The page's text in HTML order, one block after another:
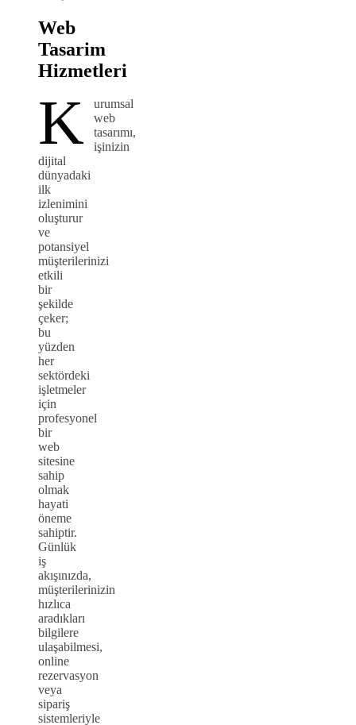
Web
Tasarim
Hizmetleri
K
urumsal
web
tasarımı,
işinizin
dijital
dünyadaki
ilk
izlenimini
oluşturur
ve
potansiyel
müşterilerinizi
etkili
bir
şekilde
çeker;
bu
yüzden
her
sektördeki
işletmeler
için
profesyonel
bir
web
sitesine
sahip
olmak
hayati
öneme
sahiptir.
Günlük
iş
akışınızda,
müşterilerinizin
hızlıca
aradıkları
bilgilere
ulaşabilmesi,
online
rezervasyon
veya
sipariş
sistemleriyle